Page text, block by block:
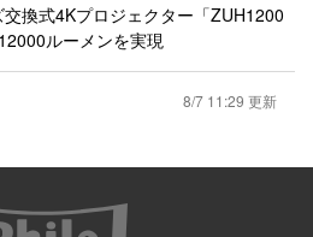
換式4Kプロジェクター「ZUH1200
ルーメンを実現
8/7 11:29 更新